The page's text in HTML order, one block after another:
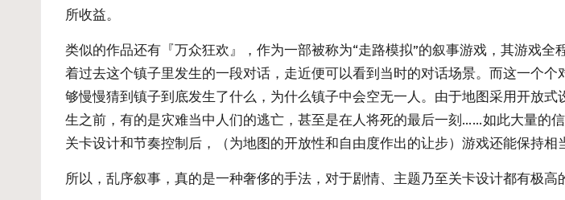
所收益。
类似的作品还有『万众狂欢』，作为一部被称为“走路模拟”的叙事游戏，其游戏
着过去这个镇子里发生的一段对话，走近便可以看到当时的对话场景。而这一个
够慢慢猜到镇子到底发生了什么，为什么镇子中会空无一人。由于地图采用开放
生之前，有的是灾难当中人们的逃亡，甚至是在人将死的最后一刻……如此大量的
关卡设计和节奏控制后，（为地图的开放性和自由度作出的让步）游戏还能保持相
所以，乱序叙事，真的是一种奢侈的手法，对于剧情、主题乃至关卡设计都有极